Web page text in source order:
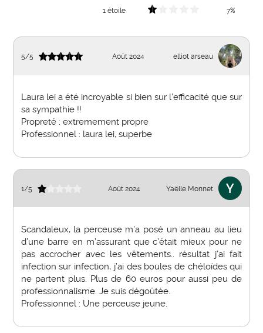
1 étoile
7%
5/5 Août 2024 elliot arseau
Laura lei a été incroyable si bien sur l’efficacité que sur
sa sympathie !!
Propreté : extremement propre
Professionnel : laura lei, superbe
1/5 Août 2024 Yaëlle Monnet
Scandaleux, la perceuse m’a posé un anneau au lieu
d’une barre en m’assurant que c’était mieux pour ne
pas accrocher avec les vêtements.. résultat j’ai fait
infection sur infection, j’ai des boules de chéloïdes qui
ne partent plus. Plus de 60 euros pour aussi peu de
professionnalisme. Je suis dégoûtée.
Professionnel : Une perceuse jeune.